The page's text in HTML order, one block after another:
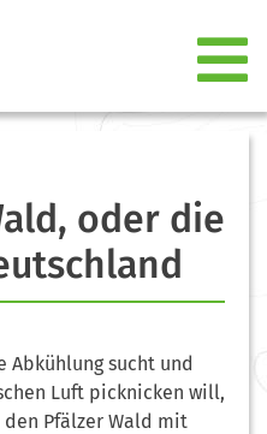
oder die
Abkühlung sucht und
Luft picknicken will,
Pfälzer Wald mit